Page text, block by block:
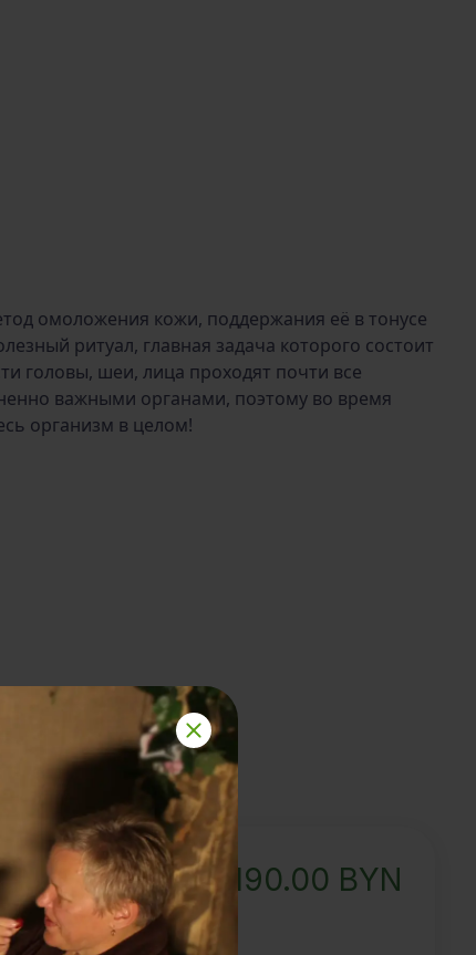
омоложения кожи, поддержания её в тонусе
ритуал, главная задача которого состоит
головы, шеи, лица проходят почти все
важными органами, поэтому во время
организм в целом!
190.00 BYN